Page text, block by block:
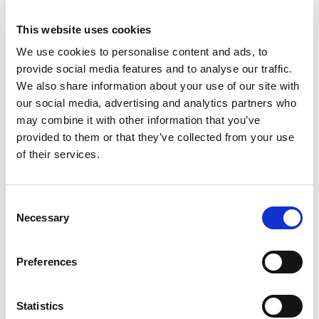
This website uses cookies
We use cookies to personalise content and ads, to
provide social media features and to analyse our traffic.
We also share information about your use of our site with
our social media, advertising and analytics partners who
may combine it with other information that you’ve
provided to them or that they’ve collected from your use
of their services.
Selection
Necessary
Preferences
Statistics
Ιστιοπλοϊκό γιοτOceanis 45
Twist
Μαυροβούνιο , Tivat
Porto Montenegro
Bareboat charter
Τιμοκατάλογος
Έλεγχος διαθεσιμότητας και λεπτομερειών
Έτος κατασκευής
4